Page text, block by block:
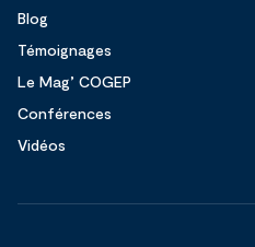
Blog
Témoignages
Le Mag’ COGEP
Conférences
Vidéos